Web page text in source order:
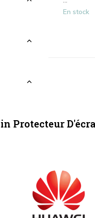
En stock
Protecteur